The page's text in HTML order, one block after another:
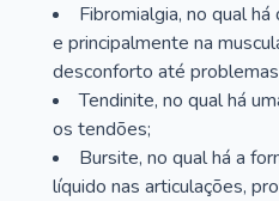
Fibromialgia, no qual
e principalmente na
desconforto até
Tendinite, no qual há
os tendões;
Bursite, no qual há a
líquido nas articulações,